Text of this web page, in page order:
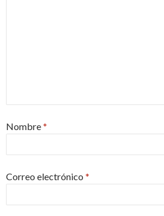
Nombre*
Correo electrónico *